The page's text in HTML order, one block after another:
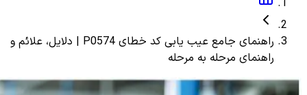
راهنمای جامع عیب یابی کد خطای P0574 | دلایل، علائم و
راهنمای مرحله به مرحله